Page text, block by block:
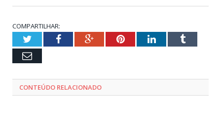
COMPARTILHAR:
TwitterFacebookGoogle+PinterestLinkedInTumblr
Email
CONTEÚDO RELACIONADO